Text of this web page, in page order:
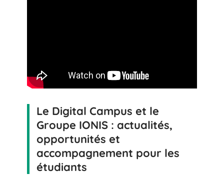
Le Digital Campus et le
Groupe IONIS : actualités,
opportunités et
accompagnement pour les
étudiants